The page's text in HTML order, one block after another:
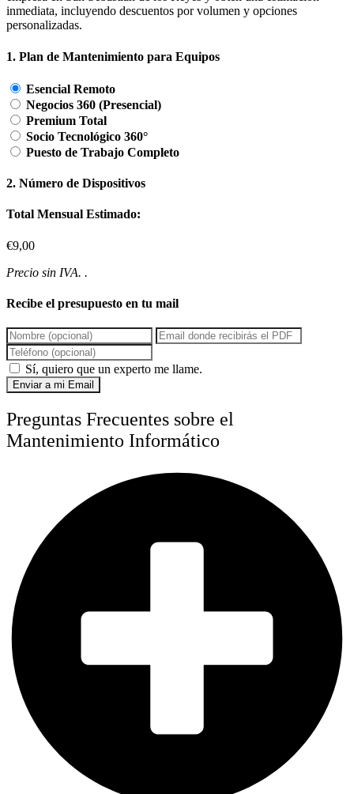
inmediata, incluyendo descuentos por volumen y opciones
personalizadas.
1. Plan de Mantenimiento para Equipos
Esencial Remoto
Negocios 360 (Presencial)
Premium Total
Socio Tecnológico 360°
Puesto de Trabajo Completo
2. Número de Dispositivos
Total Mensual Estimado:
€9,00
Precio sin IVA. .
Recibe el presupuesto en tu mail
Sí, quiero que un experto me llame.
Enviar a mi Email
Preguntas Frecuentes sobre el
Mantenimiento Informático